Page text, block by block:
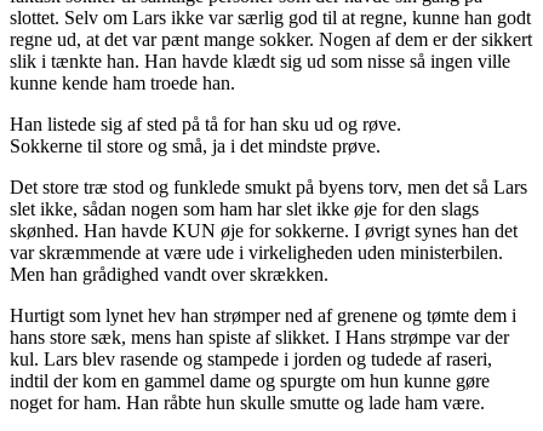
slottet. Selv om Lars ikke var særlig god til at regne, kunne han godt
regne ud, at det var pænt mange sokker. Nogen af dem er der sikkert
slik i tænkte han. Han havde klædt sig ud som nisse så ingen ville
kunne kende ham troede han.
Han listede sig af sted på tå for han sku ud og røve.
Sokkerne til store og små, ja i det mindste prøve.
Det store træ stod og funklede smukt på byens torv, men det så Lars
slet ikke, sådan nogen som ham har slet ikke øje for den slags
skønhed. Han havde KUN øje for sokkerne. I øvrigt synes han det
var skræmmende at være ude i virkeligheden uden ministerbilen.
Men han grådighed vandt over skrækken.
Hurtigt som lynet hev han strømper ned af grenene og tømte dem i
hans store sæk, mens han spiste af slikket. I Hans strømpe var der
kul. Lars blev rasende og stampede i jorden og tudede af raseri,
indtil der kom en gammel dame og spurgte om hun kunne gøre
noget for ham. Han råbte hun skulle smutte og lade ham være.